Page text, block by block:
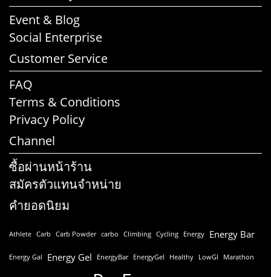
Event & Blog
Social Enterprise
Customer Service
FAQ
Terms & Conditions
Privacy Policy
Channel
ซื้อผ่านหน้าร้าน
สมัครตัวแทนจำหน่าย
คำยอดนิยม
Athlete Carb Carb Powder carbo Climbing Cycling Energy Energy Bar
Energy Gal Energy Gel EnergyBar EnergyGel Healthy LowGI Marathon